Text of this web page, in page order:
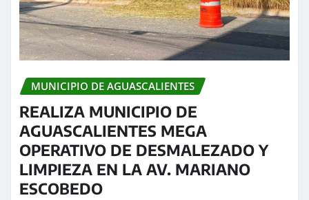
MUNICIPIO DE AGUASCALIENTES
REALIZA MUNICIPIO DE
AGUASCALIENTES MEGA
OPERATIVO DE DESMALEZADO Y
LIMPIEZA EN LA AV. MARIANO
ESCOBEDO